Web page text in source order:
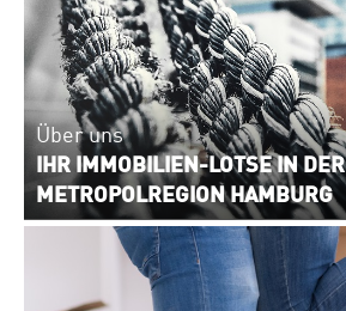
Über uns
IHR IMMOBILIEN-LOTSE IN DER
METROPOLREGION HAMBURG